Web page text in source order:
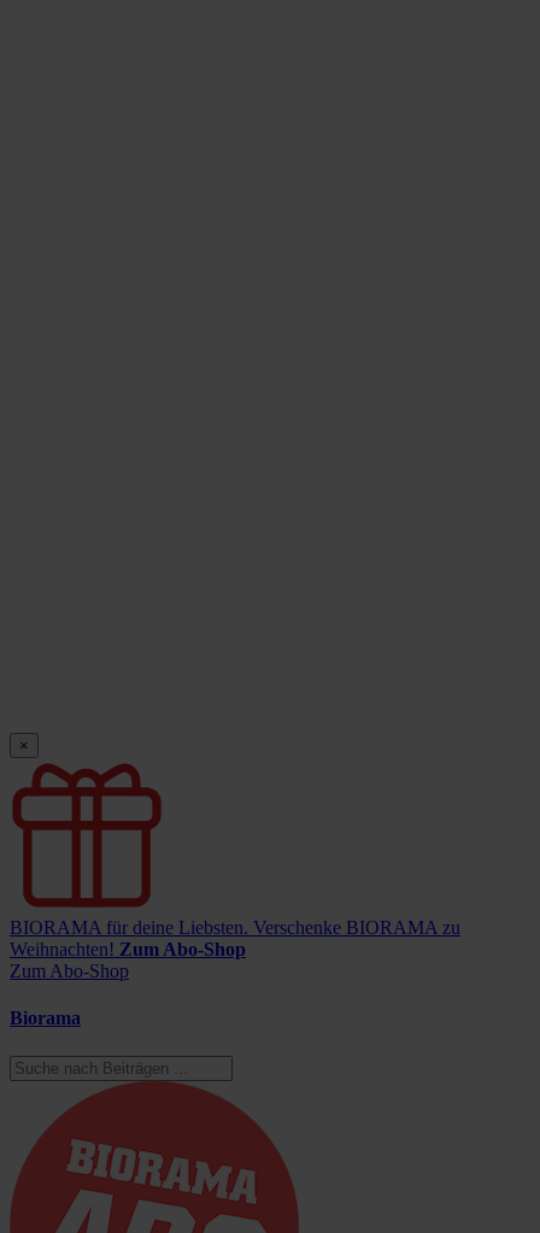
×
BIORAMA für deine Liebsten. Verschenke BIORAMA zu
Weihnachten! Zum Abo-Shop
Zum Abo-Shop
Biorama